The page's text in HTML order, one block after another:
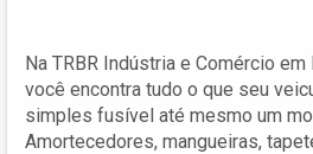
Na TRBR Indústria e Comércio em
você encontra tudo o que seu
simples fusível até mesmo um
Amortecedores, mangueiras,